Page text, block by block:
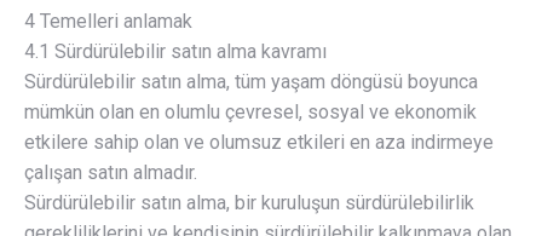
4 Temelleri anlamak
4.1 Sürdürülebilir satın alma kavramı
Sürdürülebilir satın alma, tüm yaşam döngüsü boyunca
mümkün olan en olumlu çevresel, sosyal ve ekonomik
etkilere sahip olan ve olumsuz etkileri en aza indirmeye
çalışan satın almadır.
Sürdürülebilir satın alma, bir kuruluşun sürdürülebilirlik